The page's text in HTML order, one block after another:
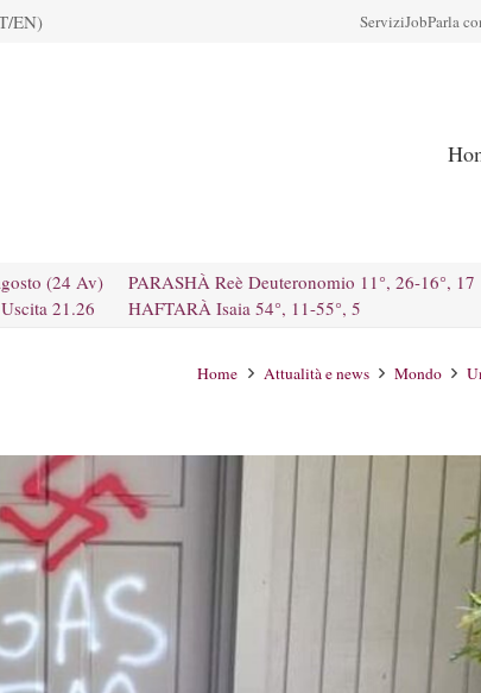
EN) ServiziJobParla
(24 Av)
21.26
PARASHÀ Reè Deuteronomio 11°, 26-16°, 17
HAFTARÀ Isaia 54°, 11-55°, 5
Home Attualità e news Mondo